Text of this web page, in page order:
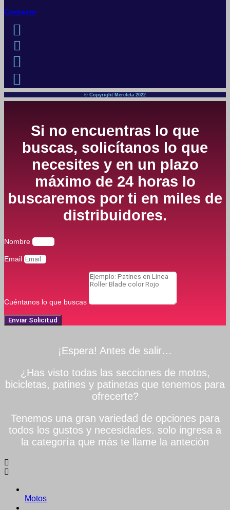
Contacto
© Copyright Mercleta 2022
Si no encuentras lo que
buscas, solicítanos lo que
necesites y en un plazo
máximo de 24 horas lo
buscaremos por ti en miles de
distribuidores.
Nombre
Email
Cuéntanos lo que buscas
Enviar Solicitud
¡Espera! Antes de salir…
¿Has visto todas las secciones de motos,
bicicletas, patines y patinetas que tenemos para
ofrecerte?
Tenemos una gran variedad de opciones para
todos los gustos y necesidades. solo ingresa a
la categoría que más te llame la anteción
Motos